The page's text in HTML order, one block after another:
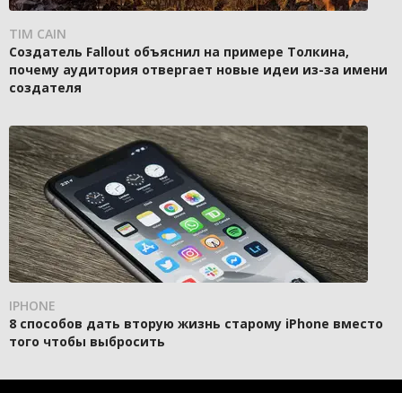
TIM CAIN
Создатель Fallout объяснил на примере Толкина,
почему аудитория отвергает новые идеи из-за имени
создателя
IPHONE
8 способов дать вторую жизнь старому iPhone вместо
того чтобы выбросить